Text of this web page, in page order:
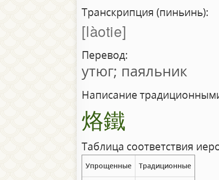
Транскрипция (пиньинь):
làotie
Перевод:
утюг; паяльник
Написание
烙鐵
Таблица соответствия
Упрощенные Традиционные